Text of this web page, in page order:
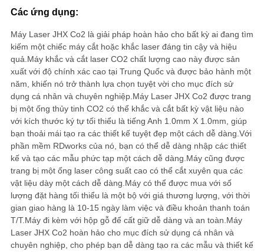
Các ứng dụng:
Máy Laser JHX Co2 là giải pháp hoàn hảo cho bất kỳ ai đang tìm
kiếm một chiếc máy cắt hoặc khắc laser đáng tin cậy và hiệu
quả.Máy khắc và cắt laser CO2 chất lượng cao này được sản
xuất với độ chính xác cao tại Trung Quốc và được bảo hành một
năm, khiến nó trở thành lựa chọn tuyệt vời cho mục đích sử
dụng cá nhân và chuyên nghiệp.Máy Laser JHX Co2 được trang
bị một ống thủy tinh CO2 có thể khắc và cắt bất kỳ vật liệu nào
với kích thước ký tự tối thiểu là tiếng Anh 1.0mm X 1.0mm, giúp
bạn thoải mái tạo ra các thiết kế tuyệt đẹp một cách dễ dàng.Với
phần mềm RDworks của nó, bạn có thể dễ dàng nhập các thiết
kế và tạo các mẫu phức tạp một cách dễ dàng.Máy cũng được
trang bị một ống laser công suất cao có thể cắt xuyên qua các
vật liệu dày một cách dễ dàng.Máy có thể được mua với số
lượng đặt hàng tối thiểu là một bộ với giá thương lượng, với thời
gian giao hàng là 10-15 ngày làm việc và điều khoản thanh toán
T/T.Máy đi kèm với hộp gỗ để cất giữ dễ dàng và an toàn.Máy
Laser JHX Co2 hoàn hảo cho mục đích sử dụng cá nhân và
chuyên nghiệp, cho phép bạn dễ dàng tạo ra các mẫu và thiết kế